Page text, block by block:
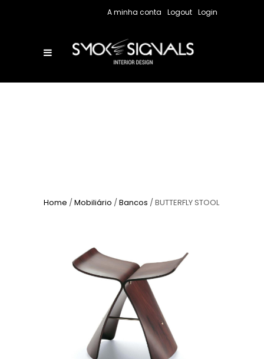
A minha conta Logout Login
Home /Mobiliário /Bancos / BUTTERFLY STOOL